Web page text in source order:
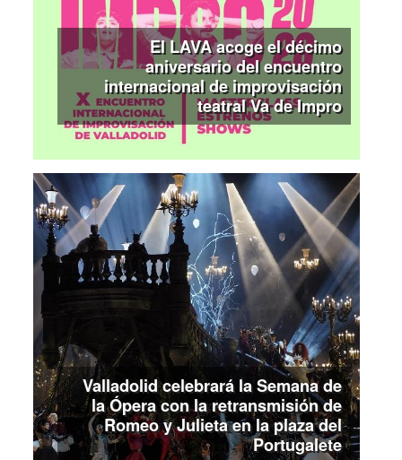
El LAVA acoge el décimo
aniversario del encuentro
internacional de improvisación
teatral Va de Impro
Valladolid celebrará la Semana de
la Ópera con la retransmisión de
Romeo y Julieta en la plaza del
Portugalete